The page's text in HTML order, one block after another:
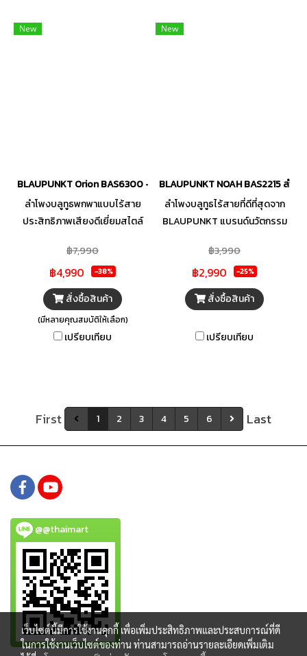
งานและเคลื่อนย้าย ด้วยล้อลาก
ระเบิด ให้ความแข็งแรง ใช้งานทั้ง
New
BLAUPUNKT Orion BAS6300 - Wireless Bluetooth Speaker (ลำโพ
ลำโพงบลูทูธพกพาแบบไร้สาย
ประสิทธิภาพเสียงดีเยี่ยมสไตล์
HI-FI Sound Quality คุณภาพ
เสียงสูงให้เสียงคมชัดเก็บได้ทุก
รายละเอียด เบสนุ่มลึกลงตัวทุก
จังหวะ มาพร้อมไมโครโฟนไร้สาย
คุณภาพสูงให้เสียงสมจริง ไม่ว่า
จะสายปาร์ตี้ หรือจะสายชิวฟังเพ
฿7,990
฿4,990 -38%
สั่งซื้อสินค้า
(มีหลายคุณสมบัติให้เลือก)
เปรียบเทียบ
New
BLAUPUNKT NOAH BAS2215 ลำ
ลำโพงบลูทูธไร้สายที่ดีที่สุดจาก
BLAUPUNKT แบรนด์นวัตกรรม
ระดับ Hi-Fi ที่มี Digital Audio
Processor ระบบขยายเสียง
ดิจิทัลประสิทธิภาพสูงควบคุม
ข้อมูลเสียงได้อย่างละเอียดครบ
เยอรมัน พร้อมฟังก์ชั่นพิเศษเชื่อม
ยาวนานกว่า 6 ชั่วโมง
฿3,990
฿2,990 -25%
สั่งซื้อสินค้า
เปรียบเทียบ
First 1 2 3 4 5 6 Last
@@thaimart
เว็บไซต์นี้มีการใช้งานคุกกี้ เพื่อเพิ่มประสิทธิภาพและประสบการณ์ที่ดี
ในการใช้งานเว็บไซต์ของท่าน ท่านสามารถอ่านรายละเอียดเพิ่มเติม